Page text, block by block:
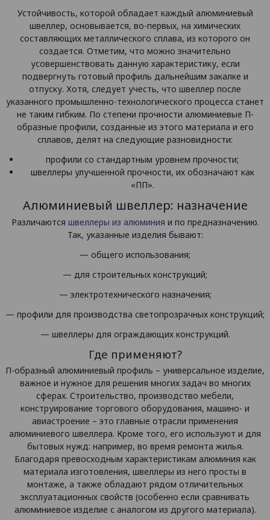
Устойчивость, которой обладает каждый алюминиевый
швеллер, основывается, во-первых, на химических
составляющих металлического сплава, из которого он
создается. Отметим, что можно значительно
усовершенствовать данную характеристику, если
подвергнуть готовый профиль дальнейшим закалке и
отпуску. Хотя, следует учесть, что швеллер после
указанного промышленно-технологического процесса станет
не таким гибким. По степени прочности алюминиевые П-
образные профили, созданные из этого материала и его
сплавов, делят на следующие разновидности:
профили со стандартным уровнем прочности;
швеллеры улучшенной прочности, их обозначают как
«ПП».
Алюминиевый швеллер: назначение
Различаются швеллеры из алюминия и по предназначению.
Так, указанные изделия бывают:
— общего использования;
— для строительных конструкций;
— электротехнического назначения;
— профили для производства светопрозрачных конструкций;
— швеллеры для ограждающих конструкций.
Где применяют?
П-образный алюминиевый профиль – универсальное изделие,
важное и нужное для решения многих задач во многих
сферах. Строительство, производство мебели,
конструирование торгового оборудования, машино- и
авиастроение – это главные отрасли применения
алюминиевого швеллера. Кроме того, его используют и для
бытовых нужд: например, во время ремонта жилья.
Благодаря превосходным характеристикам алюминия как
материала изготовления, швеллеры из него просты в
монтаже, а также обладают рядом отличительных
эксплуатационных свойств (особенно если сравнивать
алюминиевое изделие с аналогом из другого материала).